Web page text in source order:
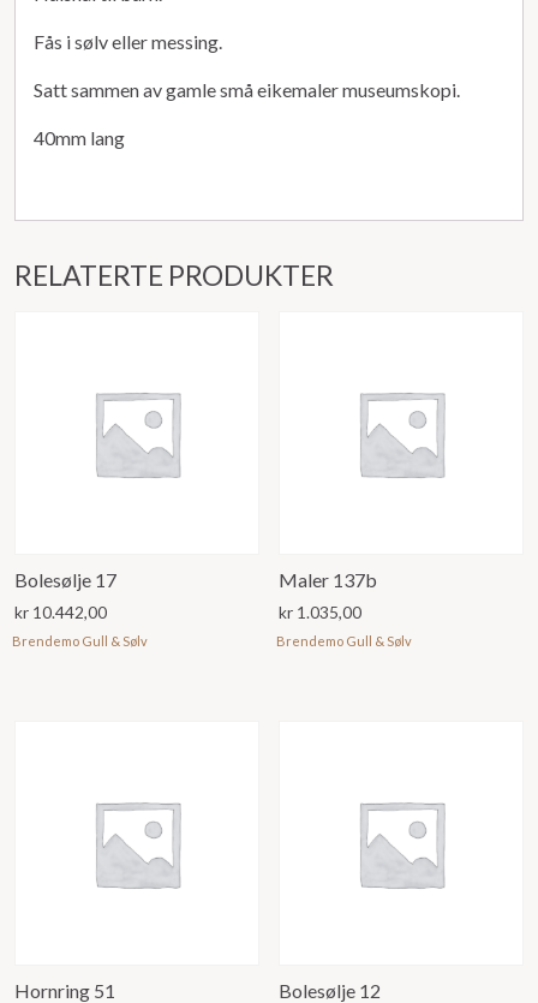
Fås i sølv eller messing.
Satt sammen av gamle små eikemaler museumskopi.
40mm lang
RELATERTE PRODUKTER
Bolesølje 17
kr 10.442,00
Brendemo Gull & Sølv
Maler 137b
kr 1.035,00
Brendemo Gull & Sølv
Hornring 51 Bolesølje 12